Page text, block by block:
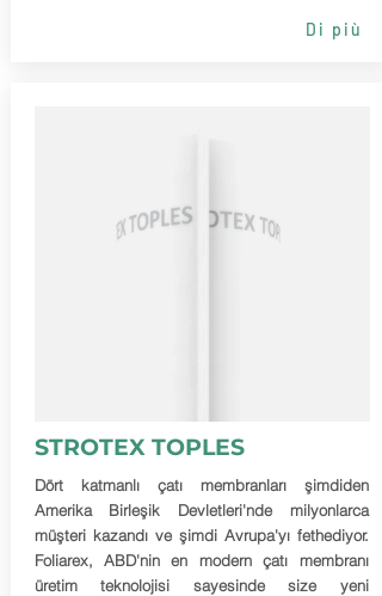
Di più
STROTEX TOPLES
Dört katmanlı çatı membranları şimdiden
Amerika Birleşik Devletleri'nde milyonlarca
müşteri kazandı ve şimdi Avrupa'yı fethediyor.
Foliarex, ABD'nin en modern çatı membranı
üretim teknolojisi sayesinde size yeni